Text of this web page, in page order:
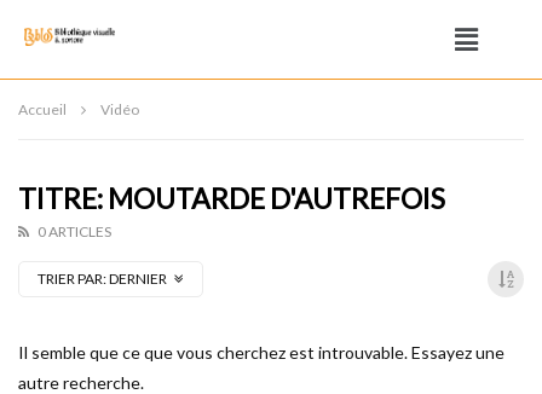
Accueil Vidéo
TITRE: MOUTARDE D'AUTREFOIS
0 ARTICLES
TRIER PAR:DERNIER
Il semble que ce que vous cherchez est introuvable. Essayez une
autre recherche.